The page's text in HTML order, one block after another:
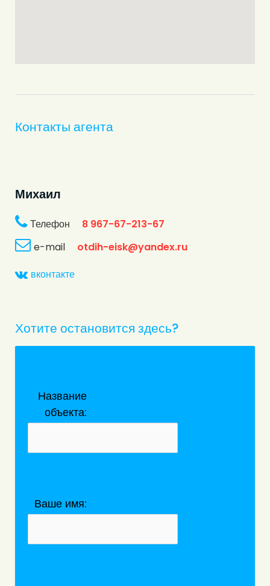
Контакты агента
Михаил
Телефон
8 967-67-213-67
e-mail
otdih-eisk@yandex.ru
вконтакте
Хотите остановится здесь?
Название
объекта:
Ваше имя: